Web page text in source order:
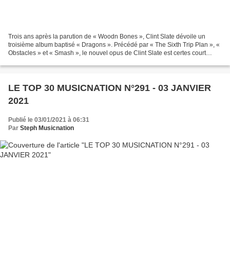
Trois ans après la parution de « Woodn Bones », Clint Slate dévoile un
troisième album baptisé « Dragons ». Précédé par « The Sixth Trip Plan », «
Obstacles » et « Smash », le nouvel opus de Clint Slate est certes court
LE TOP 30 MUSICNATION N°291 - 03 JANVIER
2021
Publié le 03/01/2021 à 06:31
Par Steph Musicnation